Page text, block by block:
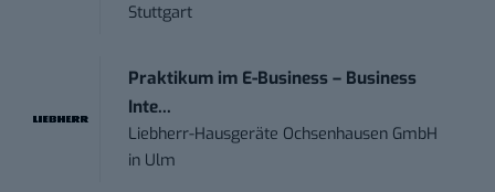
Stuttgart
Praktikum im E-Business – Business
Inte...
Liebherr-Hausgeräte Ochsenhausen GmbH
in Ulm